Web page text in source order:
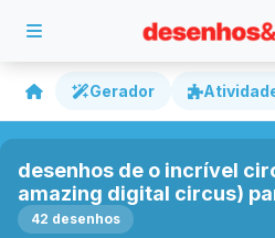
Gerador
desenhos de o incrível
amazing digital circus)
42 desenhos